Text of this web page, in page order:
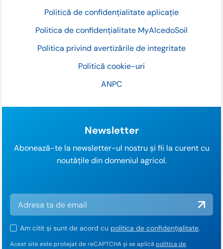
Politică de confidențialitate aplicație
Politica de confidențialitate MyAlcedoSoil
Politica privind avertizările de integritate
Politică cookie-uri
ANPC
Newsletter
Abonează-te la newsletter-ul nostru și fii la curent cu
noutățile din domeniul agricol.
Am citit și sunt de acord cu politica de confidențialitate.
Acest site este protejat de reCAPTCHA și se aplică politica de